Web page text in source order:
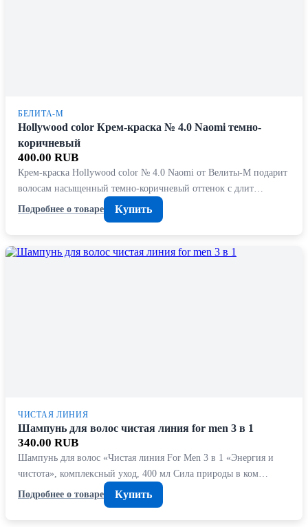
БЕЛИТА-М
Hollywood color Крем-краска № 4.0 Naomi темно-
коричневый
400.00 RUB
Крем-краска Hollywood color № 4.0 Naomi от Bелиты-М подарит
волосам насыщенный темно-коричневый оттенок с длит…
Подробнее о товаре
Купить
ЧИСТАЯ ЛИНИЯ
Шампунь для волос чистая линия for men 3 в 1
340.00 RUB
Шампунь для волос «Чистая линия For Men 3 в 1 «Энергия и
чистота», комплексный уход, 400 мл Сила природы в ком…
Подробнее о товаре
Купить